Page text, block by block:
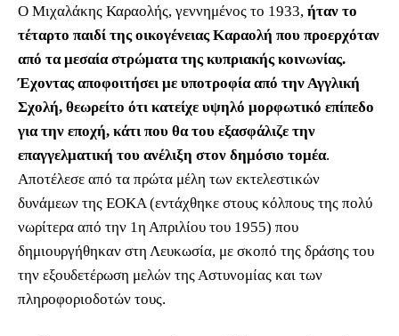
Ο Μιχαλάκης Καραολής, γεννημένος το 1933, ήταν το
τέταρτο παιδί της οικογένειας Καραολή που προερχόταν
από τα μεσαία στρώματα της κυπριακής κοινωνίας.
Έχοντας αποφοιτήσει με υποτροφία από την Αγγλική
Σχολή, θεωρείτο ότι κατείχε υψηλό μορφωτικό επίπεδο
για την εποχή, κάτι που θα του εξασφάλιζε την
επαγγελματική του ανέλιξη στον δημόσιο τομέα.
Αποτέλεσε από τα πρώτα μέλη των εκτελεστικών
δυνάμεων της ΕΟΚΑ (εντάχθηκε στους κόλπους της πολύ
νωρίτερα από την 1η Απριλίου του 1955) που
δημιουργήθηκαν στη Λευκωσία, με σκοπό της δράσης του
την εξουδετέρωση μελών της Αστυνομίας και των
πληροφοριοδοτών τους.